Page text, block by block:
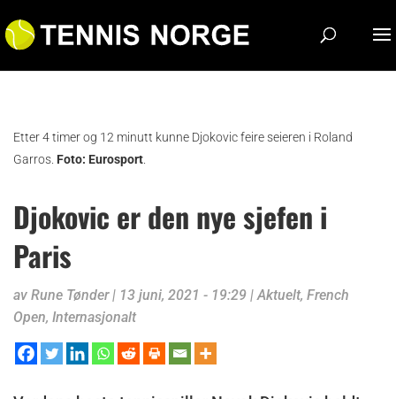
Etter 4 timer og 12 minutt kunne Djokovic feire seieren i Roland
Garros. Foto: Eurosport
Djokovic er den nye sjefen i
Paris
av Rune Tønder| 13 juni, 2021 - 19:29 |Aktuelt, French
Open, Internasjonalt